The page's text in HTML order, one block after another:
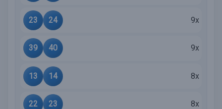
23 24 9x
39 40 9x
13 14 8x
22 23 8x